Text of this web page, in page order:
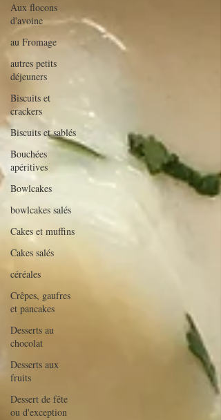
Aux flocons
d'avoine
au Fromage
autres petits
déjeuners
Biscuits et
crackers
Biscuits et sablés
Bouchées
apéritives
Bowlcakes
bowlcakes salés
Cakes et muffins
Cakes salés
céréales
Crêpes, gaufres
et pancakes
Desserts au
chocolat
Desserts aux
fruits
Dessert de fête
ou d'exception